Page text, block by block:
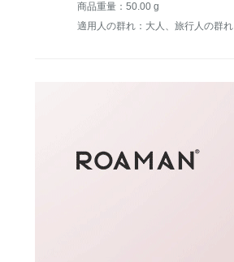
商品重量：50.00 g
適用人の群れ：大人、旅行人の群れ